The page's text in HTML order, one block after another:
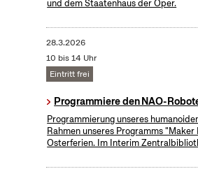
und dem Staatenhaus der Oper.
28.3.2026
10 bis 14 Uhr
Eintritt frei
Programmiere den NAO-
Programmierung unseres
Rahmen unseres Programms "Maker
Osterferien. Im Interim